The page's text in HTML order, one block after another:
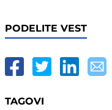
PODELITE VEST
TAGOVI